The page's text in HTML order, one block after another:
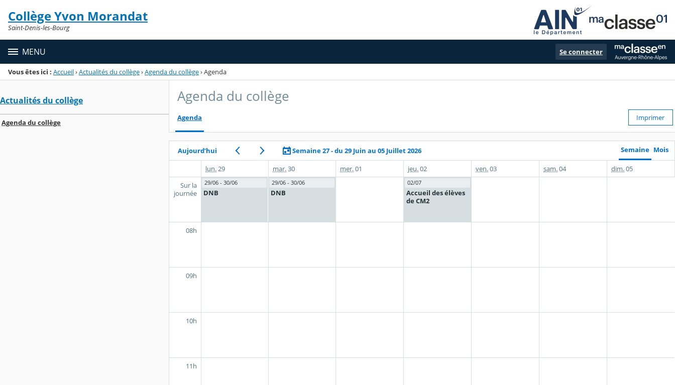
Menu de la rubrique
Contenu
Collège Yvon Morandat
Saint-Denis-les-Bourg
MENU Se connecter
Vous êtes ici : Accueil›Actualités du collège›Agenda du collège›Agenda
Actualités du collège
Agenda du collège
Agenda du collège
Agenda Imprimer
Aujourd’hui Semaine 27 - du 29 Juin au 05 Juillet 2026 Semaine Mois
29/06 - 30/06
DNB
29/06 - 30/06
DNB
02/07
Accueil des élèves
de CM2
lun. 29 mar.30 mer.01 jeu.02 ven.03 sam.04 dim.05
Sur la
journée
08h
09h
10h
11h